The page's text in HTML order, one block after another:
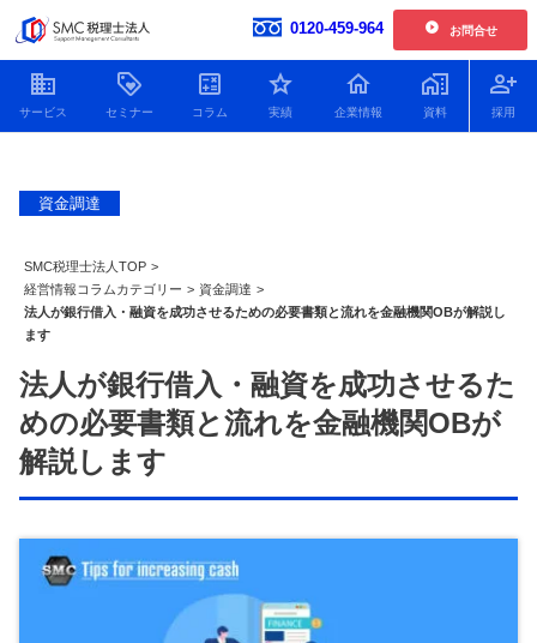
0120-459-964 お問合せ
顧問税理士をお探しの方
【2026年6.7.8.11月開催】企業型確定拠出年金導入セミナー
【2026年開催】日本一わかりやすい決算書活用セミナー
【2026年開催】中津川経営サロン 2025.11.25更新
【2026年12月開催】100年企業の経営者に学ぶ トップ対談セミナー
2026.07.21更新
【2026年9.10.11月開催 20期記念特別企画】中津川会計塾+ファイナンス
【2026年開催】PAL共催：第3回日本一の決算書の読み方塾
保護中: 【2026年9.10.11月開催】第20期中津川会計塾
役員貸付金はデメリットだ
らけ！減らし方と注意点に
ついてわかりやすく解説！
2025.7.30
返済以外の解消方法につい
経営改善トピック
ポイント
社員紹介
人財育成
特定商取引法
Youtube動画をまとめました
資金調達
SMC税理士法人TOP >
経営情報コラムカテゴリー > 資金調達 >
法人が銀行借入・融資を成功させるための必要書類と流れを金融機関OBが解説し
ます
法人が銀行借入・融資を成功させるた
めの必要書類と流れを金融機関OBが
解説します